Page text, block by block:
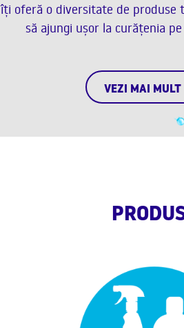
îți oferă o diversitate de produse
să ajungi ușor la curățenia
VEZI MAI MULT